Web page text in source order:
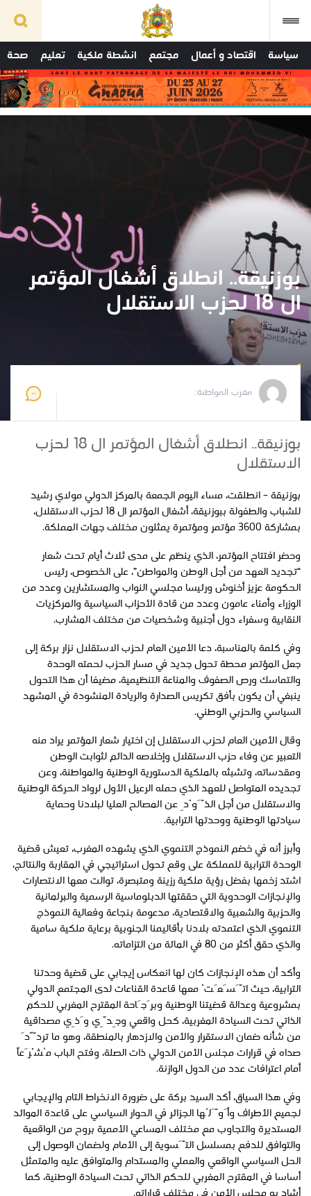
سياسة اقتصاد و أعمال مجتمع انشطة ملكية تعليم صحة
بوزنيقة.. انطلاق أشغال المؤتمر
ال 18 لحزب الاستقلال
مغرب المواطنة:
بوزنيقة.. انطلاق أشغال المؤتمر ال 18 لحزب
الاستقلال
بوزنيقة – انطلقت، مساء اليوم الجمعة بالمركز الدولي مولاي رشيد
للشباب والطفولة ببوزنيقة، أشغال المؤتمر ال 18 لحزب الاستقلال،
بمشاركة 3600 مؤتمر ومؤتمرة يمثلون مختلف جهات المملكة.
وحضر افتتاح المؤتمر، الذي ينظم على مدى ثلاث أيام تحت شعار
“تجديد العهد من أجل الوطن والمواطن”، على الخصوص، رئيس
الحكومة عزيز أخنوش ورئيسا مجلسي النواب والمستشارين وعدد من
الوزراء وأمناء عامون وعدد من قادة الأحزاب السياسية والمركزيات
النقابية وسفراء دول أجنبية وشخصيات من مختلف المشارب.
وفي كلمة بالمناسبة، دعا الأمين العام لحزب الاستقلال نزار بركة إلى
جعل المؤتمر محطة تحول جديد في مسار الحزب لحمته الوحدة
والتماسك ورص الصفوف والمناعة التنظيمية، مضيفا أن هذا التحول
ينبغي أن يكون بأفق تكريس الصدارة والريادة المنشودة في المشهد
السياسي والحزبي الوطني.
وقال الأمين العام لحزب الاستقلال إن اختيار شعار المؤتمر يراد منه
التعبير عن وفاء حزب الاستقلال وإخلاصه الدائم لثوابت الوطن
ومقدساته، وتشبثه بالملكية الدستورية الوطنية والمواطنة، وعن
تجديده المتواصل للعهد الذي حمله الرعيل الأول لرواد الحركة الوطنية
والاستقلال من أجل الذَّوْدِ عن المصالح العليا لبلادنا وحماية
سيادتها الوطنية ووحدتها الترابية.
وأبرز أنه في خضم النموذج التنموي الذي يشهده المغرب، تعيش قضية
الوحدة الترابية للمملكة على وقع تحول استراتيجي في المقاربة والنتائج،
اشتد زخمها بفضل رؤية ملكية رزينة ومتبصرة، توالت معها الانتصارات
والإنجازات الوحدوية التي حققتها الدبلوماسية الرسمية والبرلمانية
والحزبية والشعبية والاقتصادية، مدعومة بنجاعة وفعالية النموذج
التنموي الذي اعتمدته بلادنا بأقاليمنا الجنوبية برعاية ملكية سامية
والذي حقق أكثر من 80 في المائة من التزاماته.
وأكد أن هذه الإنجازات كان لها انعكاس إيجابي على قضية وحدتنا
الترابية، حيث اتَّسَعَتْ معها قاعدة القناعات لدى المجتمع الدولي
بمشروعية وعدالة قضيتنا الوطنية وبرَجَاحة المقترح المغربي للحكم
الذاتي تحت السيادة المغربية، كحل واقعي وجِدِّي وَذِي مصداقية
من شأنه ضمان الاستقرار والأمن والازدهار بالمنطقة، وهو ما تردًّدَ
صداه في قرارات مجلس الأمن الدولي ذات الصلة، وفتح الباب مُشْرَعاً
أمام اعترافات عدد من الدول الوازنة.
وفي هذا السياق، أكد السيد بركة على ضرورة الانخراط التام والإيجابي
لجميع الأطراف وأَوَّلُها الجزائر في الحوار السياسي على قاعدة الموائد
المستديرة والتجاوب مع مختلف المساعي الأممية بروح من الواقعية
والتوافق للدفع بمسلسل التَّسوية إلى الأمام ولضمان الوصول إلى
الحل السياسي الواقعي والعملي والمستدام والمتوافق عليه والمتمثل
أساسا في المقترح المغربي للحكم الذاتي تحت السيادة الوطنية، كما